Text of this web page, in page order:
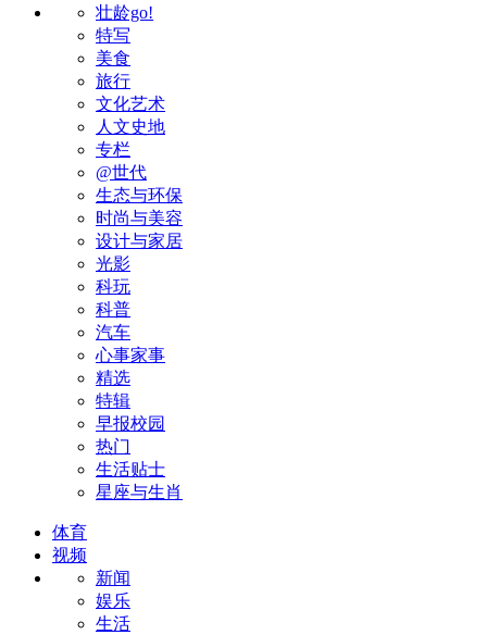
壮龄go!
特写
美食
旅行
文化艺术
人文史地
专栏
@世代
生态与环保
时尚与美容
设计与家居
光影
科玩
科普
汽车
心事家事
精选
特辑
早报校园
热门
生活贴士
星座与生肖
体育
视频
新闻
娱乐
生活